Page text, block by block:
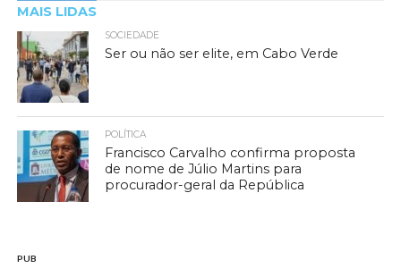
MAIS LIDAS
SOCIEDADE
Ser ou não ser elite, em Cabo Verde
POLÍTICA
Francisco Carvalho confirma proposta
de nome de Júlio Martins para
procurador-geral da República
PUB